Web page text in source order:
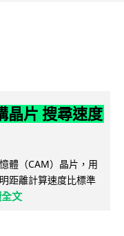
晶片 搜尋速度
體（CAM）晶片，用
距離計算速度比標準
文